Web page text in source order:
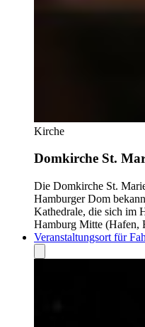
Kirche
Domkirche St.
Die Domkirche St.
Hamburger Dom
Kathedrale, die sich im
Hamburg Mitte (Hafen,
Veranstaltungsort für